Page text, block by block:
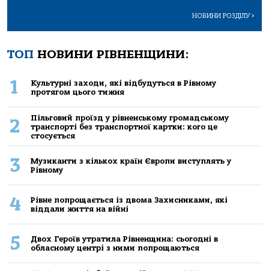
НОВИНИ РОЗДІЛУ>
ТОП НОВИНИ РІВНЕНЩИНИ:
1
Культурні заходи, які відбудуться в Рівному
протягом цього тижня
2
Пільговий проїзд у рівненському громадському
транспорті без транспортної картки: кого це
стосується
3
Музиканти з кількох країн Європи виступлять у
Рівному
4
Рівне попрощається із двома Захисниками, які
віддали життя на війні
5
Двох Героїв утратила Рівненщина: сьогодні в
обласному центрі з ними попрощаються